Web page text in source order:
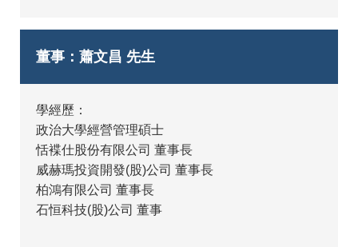
董事：蕭文昌 先生
學經歷：
政治大學經營管理碩士
恬褋仕股份有限公司 董事長
威赫瑪投資開發(股)公司 董事長
柏鴻有限公司 董事長
石恒科技(股)公司 董事